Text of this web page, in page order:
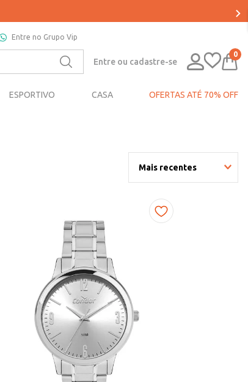
Entre no Grupo Vip
Entre ou cadastre-se
0
ESPORTIVO CASA OFERTAS ATÉ 70% OFF
Mais recentes